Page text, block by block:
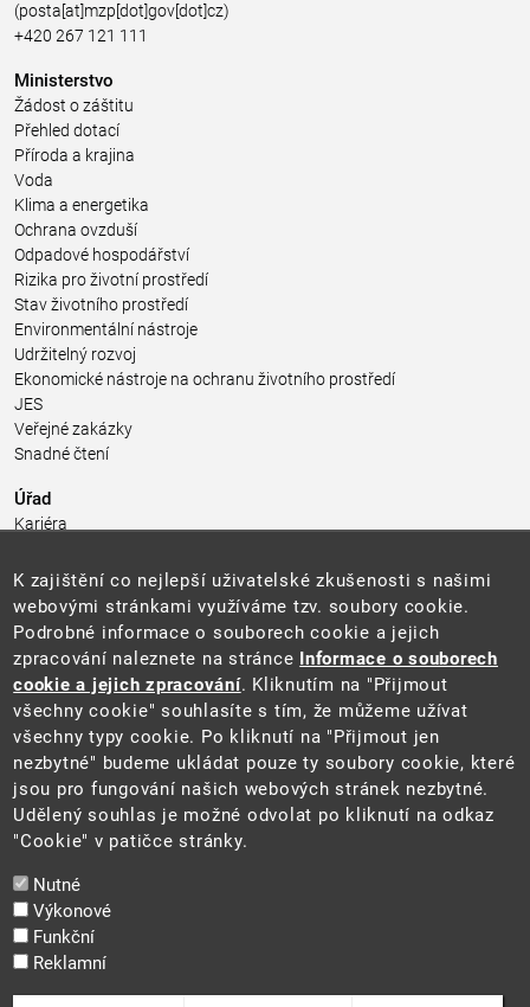
(posta[at]mzp[dot]gov[dot]cz)
+420 267 121 111
Ministerstvo
Žádost o záštitu
Přehled dotací
Příroda a krajina
Voda
Klima a energetika
Ochrana ovzduší
Odpadové hospodářství
Rizika pro životní prostředí
Stav životního prostředí
Environmentální nástroje
Udržitelný rozvoj
Ekonomické nástroje na ochranu životního prostředí
JES
Veřejné zakázky
Snadné čtení
Úřad
Kariéra
Pro média a veřejnost
Povinně zveřejňované informace
Kontakty
Přistupnost budovy úřadu MŽP
(PDF, 204 kB)
Web
Aktuality
Ochrana osobních údajů
Prohlášení o přístupnosti
Zásady používání cookies
Mapa webu
K zajištění co nejlepší uživatelské zkušenosti s našimi
webovými stránkami využíváme tzv. soubory cookie.
Podrobné informace o souborech cookie a jejich
zpracování naleznete na stránce Informace o souborech
cookie a jejich zpracování. Kliknutím na "Přijmout
všechny cookie" souhlasíte s tím, že můžeme užívat
všechny typy cookie. Po kliknutí na "Přijmout jen
nezbytné" budeme ukládat pouze ty soubory cookie, které
jsou pro fungování našich webových stránek nezbytné.
Udělený souhlas je možné odvolat po kliknutí na odkaz
"Cookie" v patičce stránky.
Nutné
Výkonové
Funkční
Reklamní